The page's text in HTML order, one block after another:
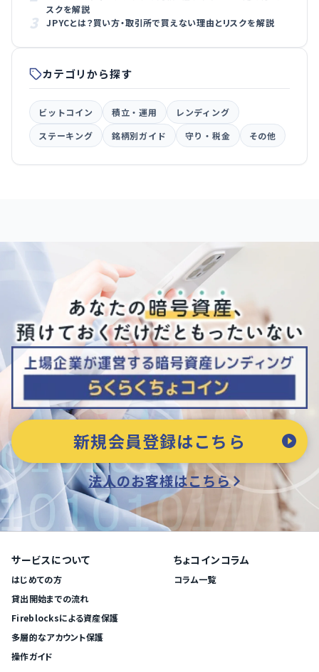
スクを解説
3 JPYCとは？買い方・取引所で買えない理由とリスクを解説
カテゴリから探す
ビットコイン 積立・運用
レンディング
ステーキング
銘柄別ガイド 守り・税金 その他
新規会員登録はこちら
法人のお客様はこちら
サービスについて
はじめての方
貸出開始までの流れ
Fireblocksによる資産保護
多層的なアカウント保護
操作ガイド
ちょコインコラム
コラム一覧